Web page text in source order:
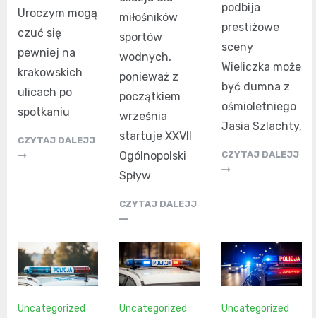
Uroczym mogą
czuć się
pewniej na
krakowskich
ulicach po
spotkaniu
CZYTAJ DALEJJ
miłośników
sportów
wodnych,
ponieważ z
początkiem
września
startuje XXVII
Ogólnopolski
Spływ
CZYTAJ DALEJJ
podbija
prestiżowe
sceny
Wieliczka może
być dumna z
ośmioletniego
Jasia Szlachty,
CZYTAJ DALEJJ
Uncategorized Uncategorized Uncategorized